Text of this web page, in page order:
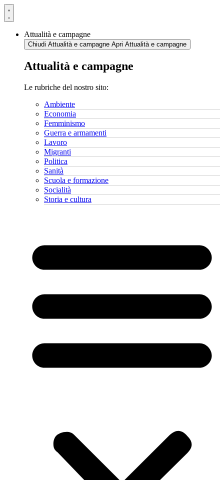
Vai
al
Attualità e campagne
Chiudi Attualità e campagne Apri Attualità e campagne
Attualità e campagne
Le rubriche del nostro sito:
Ambiente
Economia
Femminismo
Guerra e armamenti
Lavoro
Migranti
Politica
Sanità
Scuola e formazione
Socialità
Storia e cultura